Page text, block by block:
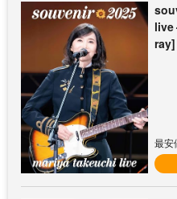
live
ray]
最安